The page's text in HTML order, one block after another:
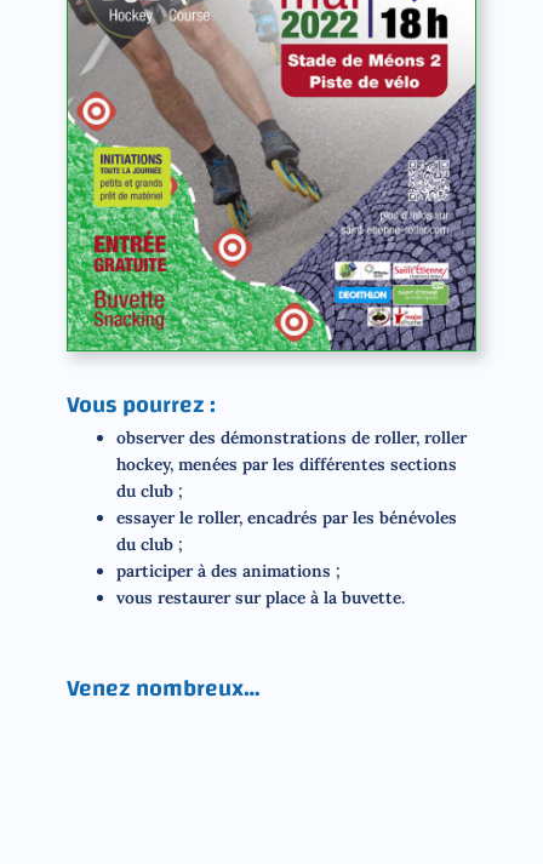
Vous pourrez :
observer des démonstrations de roller, roller
hockey, menées par les différentes sections
du club ;
essayer le roller, encadrés par les bénévoles
du club ;
participer à des animations ;
vous restaurer sur place à la buvette.
Venez nombreux…